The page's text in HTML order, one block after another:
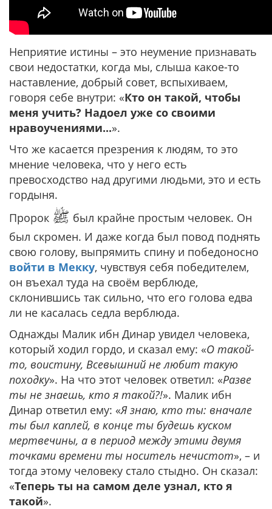
Неприятие истины – это неумение признавать
свои недостатки, когда мы, слыша какое-то
наставление, добрый совет, вспыхиваем,
говоря себе внутри: «Кто он такой, чтобы
меня учить? Надоел уже со своими
нравоучениями...».
Что же касается презрения к людям, то это
мнение человека, что у него есть
превосходство над другими людьми, это и есть
гордыня.
Пророк ﷺ был крайне простым человек. Он
был скромен. И даже когда был повод поднять
свою голову, выпрямить спину и победоносно
войти в Мекку, чувствуя себя победителем,
он въехал туда на своём верблюде,
склонившись так сильно, что его голова едва
ли не касалась седла верблюда.
Однажды Малик ибн Динар увидел человека,
который ходил гордо, и сказал ему: «О такой-
то, воистину, Всевышний не любит такую
походку». На что этот человек ответил: «Разве
ты не знаешь, кто я такой?!». Малик ибн
Динар ответил ему: «Я знаю, кто ты: вначале
ты был каплей, в конце ты будешь куском
мертвечины, а в период между этими двумя
точками времени ты носитель нечистот», – и
тогда этому человеку стало стыдно. Он сказал:
«Теперь ты на самом деле узнал, кто я
такой».